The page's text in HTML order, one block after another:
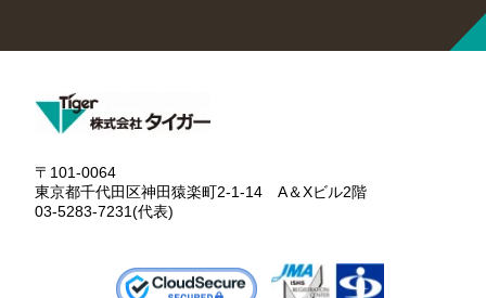
〒101-0064
東京都千代田区神田猿楽町2-1-14 A＆Xビル2階
03-5283-7231(代表)